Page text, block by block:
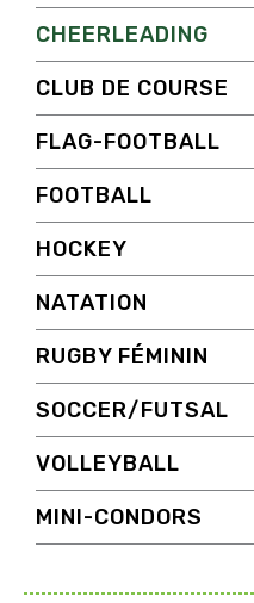
CHEERLEADING
CLUB DE COURSE
FLAG-FOOTBALL
FOOTBALL
HOCKEY
NATATION
RUGBY FÉMININ
SOCCER/FUTSAL
VOLLEYBALL
MINI-CONDORS